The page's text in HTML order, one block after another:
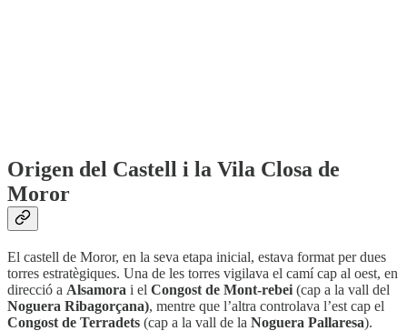
Origen del Castell i la Vila Closa de
Moror
El castell de Moror, en la seva etapa inicial, estava format per dues
torres estratègiques. Una de les torres vigilava el camí cap al oest, en
direcció a Alsamora i el Congost de Mont-rebei (cap a la vall del
Noguera Ribagorçana), mentre que l’altra controlava l’est cap el
Congost de Terradets (cap a la vall de la Noguera Pallaresa).